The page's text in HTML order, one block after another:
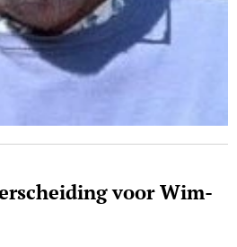
voor Wim-